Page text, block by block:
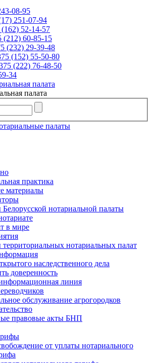
08-95
251-07-94
52-14-57
(212) 60-85-15
(232) 29-39-48
(152) 55-50-80
(222) 76-48-50
34
палата
палаты
практика
материалы
нотариальной палаты
в мире
нотариальных палат
наследственного дела
доверенность
линия
обслуживание агрогородков
правовые акты БНП
от уплаты нотариального